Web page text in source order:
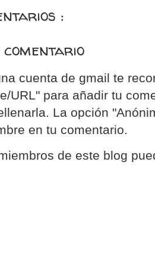
:
cuenta de gmail te
URL" para añadir tu
La opción
en tu comentario.
de este blog